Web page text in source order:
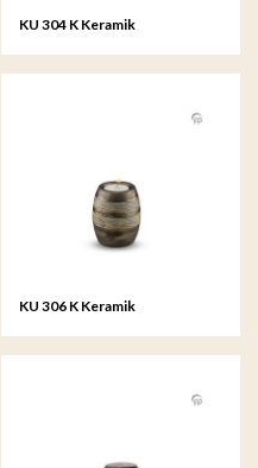
KU 304 K Keramik
KU 306 K Keramik